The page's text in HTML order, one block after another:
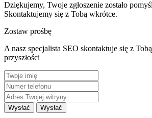
Dziękujemy, Twoje zgłoszenie zostało
Skontaktujemy się z Tobą wkrótce.
Zostaw prośbę
A nasz specjalista SEO skontaktuje się z
przyszłości
Wysłać Wysłać